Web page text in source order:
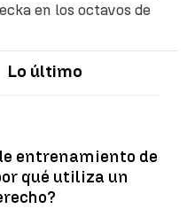
en los octavos de
Lo último
entrenamiento de
qué utiliza un